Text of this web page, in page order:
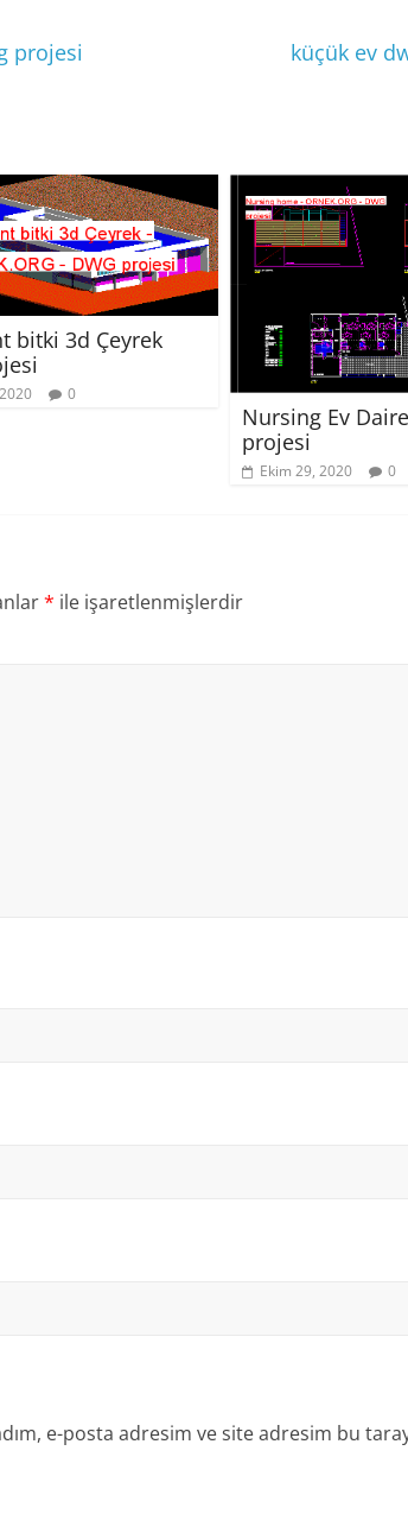
projesi küçük ev
bitki 3d Çeyrek
0
Nursing Ev
projesi
Ekim 29, 2020 0
* ile işaretlenmişlerdir
e-posta adresim ve site adresim bu